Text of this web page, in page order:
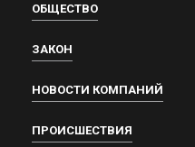
ОБЩЕСТВО
ЗАКОН
НОВОСТИ КОМПАНИЙ
ПРОИСШЕСТВИЯ